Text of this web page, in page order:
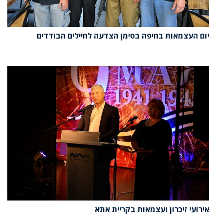
יום העצמאות בחיפה בסימן הצדעה לחיילים הבודדים
אירועי זיכרון ועצמאות בקריית אתא